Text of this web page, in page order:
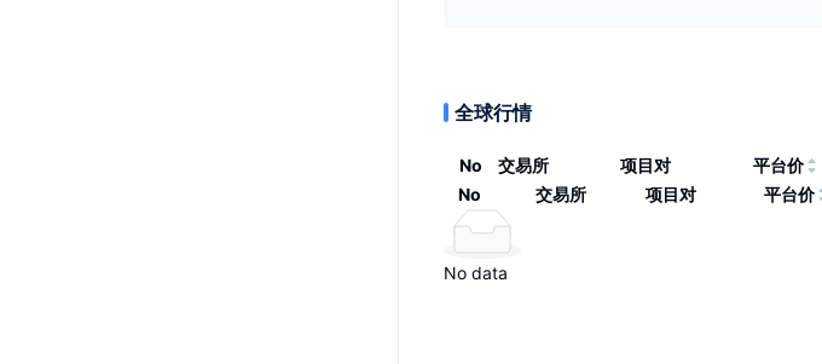
全球行情
No 交易所 项目对 平台价
No
交易所 项目对 平台价
No data